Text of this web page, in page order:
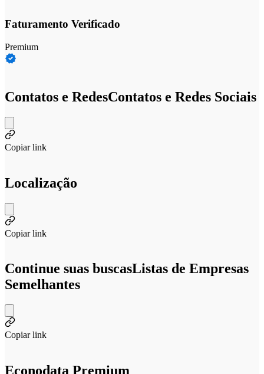
Faturamento Verificado
Premium
Contatos e RedesContatos e Redes Sociais
Copiar link
Localização
Copiar link
Continue suas buscasListas de Empresas
Semelhantes
Copiar link
Econodata Premium